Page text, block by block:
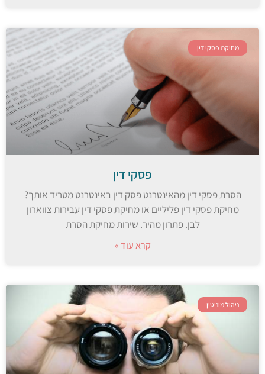
מחיקת פסקי דין
פסקי דין
הסרת פסקי דין מהאינטרנט פסק דין באינטרנט מטריד אותך?
מחיקת פסקי דין פליליים או מחיקת פסקי דין עבירות צווארון
לבן. פתרון מהיר. שירות מחיקת הסרת
קרא עוד »
ניהול מוניטין